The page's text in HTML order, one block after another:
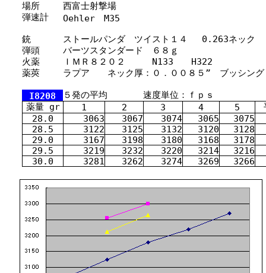
場所
西富士射撃場
弾速計 Oehler M35
銃
ストールパンダ ツイスト１４ 0.263ネック
弾頭
バーツスタンダード ６８ｇ
火薬
ＩＭＲ８２０２ N133 H322
薬莢
ラプア ネック 厚 ：０．００８５” ブッシン
I8208 ５発の平均
速度単位：ｆｐｓ
薬量gr 1 2 3 4 5
28.0
3063 3067 3074 3065
3075
28.5
3122 3125 3132 3120
3128
29.0
3167 3198 3180 3168
3178
29.5
3219 3232 3220 3214
3216
30.0
3281 3262 3274 3269 3266